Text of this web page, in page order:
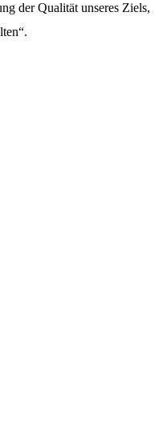
der Qualität unseres Ziels,